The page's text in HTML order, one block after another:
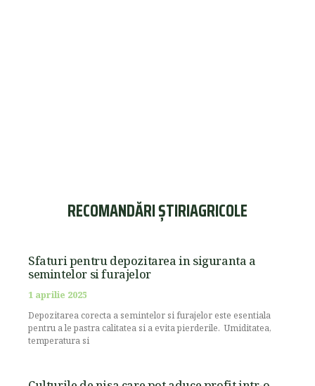
RECOMANDĂRI ȘTIRIAGRICOLE
Sfaturi pentru depozitarea in siguranta a
semintelor si furajelor
1 aprilie 2025
Depozitarea corecta a semintelor si furajelor este esentiala
pentru a le pastra calitatea si a evita pierderile. Umiditatea,
temperatura si